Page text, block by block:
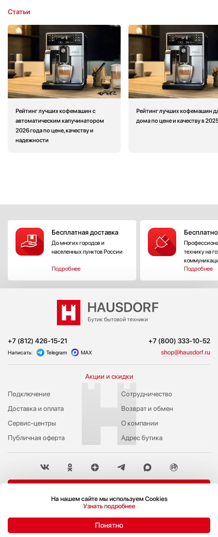
Статьи
Рейтинг лучших кофемашин с
автоматическим капучинатором
2026 года по цене, качеству и
надежности
Рейтинг лучших кофемашин
дома по цене и качеству в
Бесплатная доставка
До многих городов и
населенных пунктов России
Подробнее
технику на
Подробнее
© 2009-2026 Бутик бытовой техники Hausdorf
+7 (812) 426-15-21 +7 (800) 333-10-52
Написать: Telegram MAX shop@hausdorf.ru
Акции и скидки
Подключение
Публичная оферта
Сервис-центры
Доставка и оплата
Сотрудничество
Возврат и обмен
О компании
Адрес бутика
Политика конфиденциальности
На нашем сайте мы используем Cookies
Узнать подробнее
Понятно